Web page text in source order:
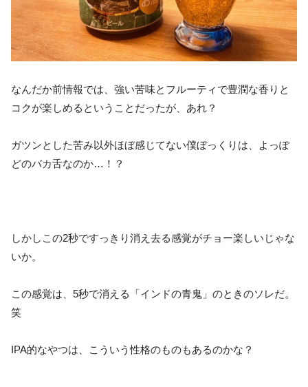
なんだか前情報では、強い苦味とフルーティで豊潤な香りと
コクが楽しめるということだったが、あれ？
ガツンとした苦み以外ほぼ感じてない僕ぼっくりは、よっぽ
どのバカ舌なのか…！？
しかしこの2秒ですっきり消え去る感覚がチョー楽しいじゃな
いか。
この感覚は、5秒で消える「インドの青鬼」のときのソレだ。
笑
IPA的なやつは、こういう性格のものもあるのかな？